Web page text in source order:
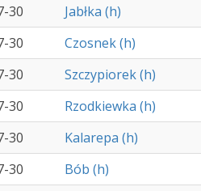
30
Jabłka (h)
30
Czosnek (h)
30
Szczypiorek (h)
30
Rzodkiewka (h)
30
Kalarepa (h)
30
Bób (h)